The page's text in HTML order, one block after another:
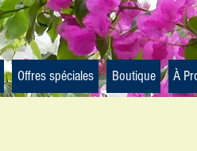
Offres spéciales Boutique À